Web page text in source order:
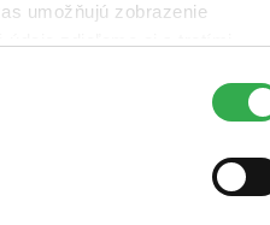
umožňujú zobrazenie